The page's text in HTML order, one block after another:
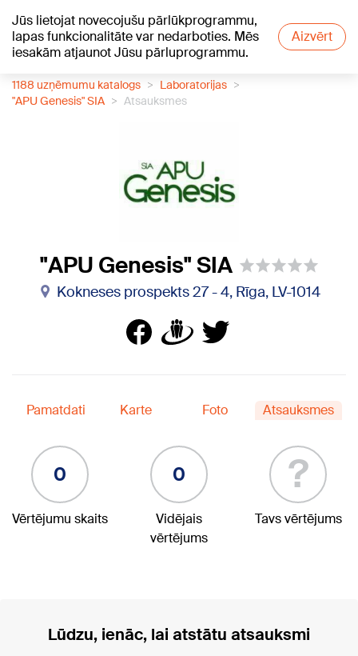
Jūs lietojat novecojušu pārlūkprogrammu,
lapas funkcionalitāte var nedarboties. Mēs
iesakām atjaunot Jūsu pārluprogrammu.
Aizvērt
+17°C
1188 uzņēmumu katalogs
Laboratorijas
"APU Genesis" SIA
Atsauksmes
"APU Genesis" SIA
Kokneses prospekts 27 - 4, Rīga, LV-1014
Pamatdati Karte Foto Atsauksmes
0
Vērtējumu skaits
0
Vidējais
vērtējums
?
Tavs vērtējums
Lūdzu, ienāc, lai atstātu atsauksmi